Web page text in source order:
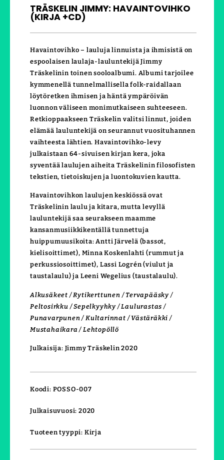
TRÄSKELIN JIMMY: HAVAINTOVIHKO
(KIRJA +CD)
Havaintovihko – lauluja linnuista ja ihmisistä on
espoolaisen laulaja-lauluntekijä Jimmy
Träskelinin toinen sooloalbumi. Albumi tarjoilee
kymmenellä tunnelmallisella folk-raidallaan
löytöretken ihmisen ja häntä ympäröivän
luonnon väliseen monimutkaiseen suhteeseen.
Retkioppaakseen Träskelin valitsi linnut, joiden
elämää lauluntekijä on seurannut vuosituhannen
vaihteesta lähtien. Havaintovihko-levy
julkaistaan 64-sivuisen kirjan kera, joka
syventää laulujen aiheita Träskelinin filosofisten
tekstien, tietoiskujen ja luontokuvien kautta.
Havaintovihkon laulujen keskiössä ovat
Träskelinin laulu ja kitara, mutta levyllä
lauluntekijä saa seurakseen maamme
kansanmusiikkikentällä tunnettuja
huippumuusikoita: Antti Järvelä (bassot,
kielisoittimet), Minna Koskenlahti (rummut ja
perkussiosoittimet), Lassi Logrén (viulut ja
taustalaulu) ja Leeni Wegelius (taustalaulu).
Alkusäkeet / Rytikerttunen / Tervapääsky /
Peltosirkku / Sepelkyyhky / Laulurastas /
Punavarpunen / Kultarinnat / Västäräkki /
Mustahaikara / Lehtopöllö
Julkaisija: Jimmy Träskelin 2020
Koodi: POSSO-007
Julkaisuvuosi: 2020
Tuoteen tyyppi: Kirja